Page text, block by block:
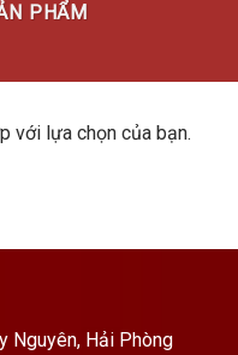
PHẨM
với lựa chọn của bạn.
Nguyên, Hải Phòng